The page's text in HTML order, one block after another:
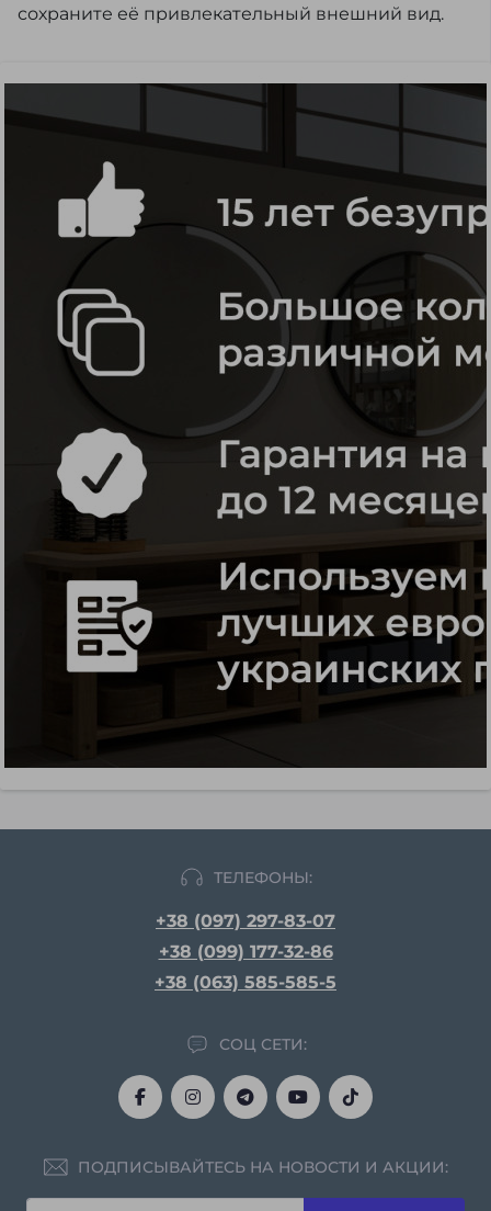
сохраните её привлекательный внешний вид.
ТЕЛЕФОНЫ:
+38 (097) 297-83-07
+38 (099) 177-32-86
+38 (063) 585-585-5
СОЦ СЕТИ:
ПОДПИСЫВАЙТЕСЬ НА НОВОСТИ И АКЦИИ: